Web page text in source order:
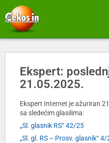
Ekspert:
21.05.2025.
Ekspert Internet je ažuriran
sa sledećim glasilima:
„Sl. glasnik RS“ 42/25
„Sl. gl. RS – Prosv. glasnik“ 4/